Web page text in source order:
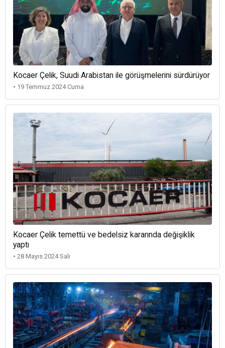
Kocaer Çelik, Suudi Arabistan ile görüşmelerini sürdürüyor
• 19 Temmuz 2024 Cuma
Kocaer Çelik temettü ve bedelsiz kararında değişiklik
yaptı
• 28 Mayıs 2024 Salı